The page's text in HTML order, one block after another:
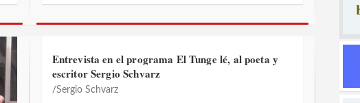
Entrevista en el programa El Tunge lé, al poeta y
escritor Sergio Schvarz
Sergio Schvarz